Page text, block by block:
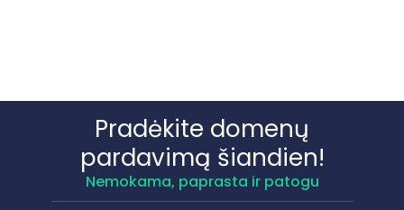
Pradėkite domenų
pardavimą šiandien!
Nemokama, paprasta ir patogu